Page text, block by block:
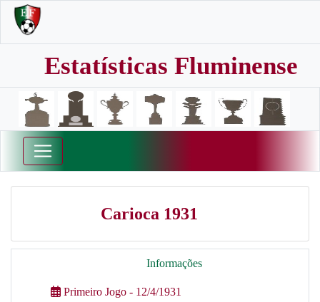
Estatísticas Fluminense
Carioca 1931
Informações
Primeiro Jogo - 12/4/1931